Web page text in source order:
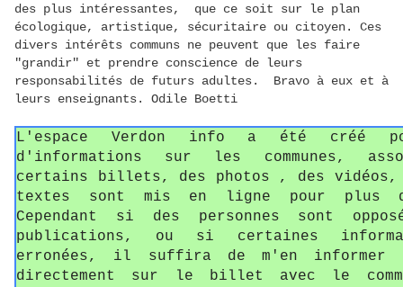
des plus intéressantes, que ce soit sur le plan
écologique, artistique, sécuritaire ou citoyen. Ces
divers intérêts communs ne peuvent que les faire
"grandir" et prendre conscience de leurs
responsabilités de futurs adultes. Bravo à eux et à
leurs enseignants. Odile Boetti
L'espace Verdon info a été créé
d'informations sur les communes,
certains billets, des photos , des vidéos,
textes sont mis en ligne pour plus
Cependant si des personnes sont
publications, ou si certaines
erronées, il suffira de m'en
directement sur le billet avec le